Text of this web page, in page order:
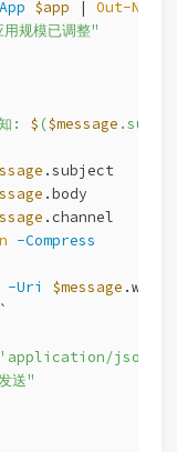
$app | Out-Null
规模已调整"
: $ ($message
.subject
.body
.channel
-Compress
-Uri $message
'application/json'
送"